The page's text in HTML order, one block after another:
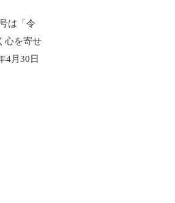
は「令
心を寄せ
4月30日